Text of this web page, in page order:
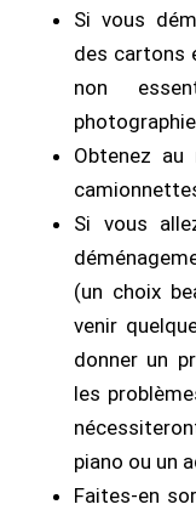
Si vous
des cartons
non
Obtenez
Si vous
(un choix
venir
donner un
les
piano ou un
Faites-en